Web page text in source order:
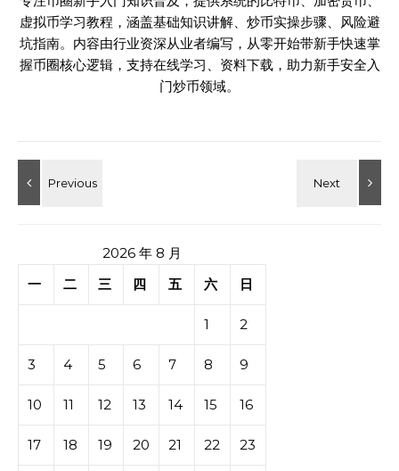
虚拟币学习教程，涵盖基础知识讲解、炒币实操步骤、风险避
坑指南。内容由行业资深从业者编写，从零开始带新手快速掌
握币圈核心逻辑，支持在线学习、资料下载，助力新手安全入
门炒币领域。
2026 年 8 月
一
二 三 四 五 六 日
1 2
3 4 5 6 7 8 9
10 11 12 13 14 15 16
17 18 19 20 21 22 23